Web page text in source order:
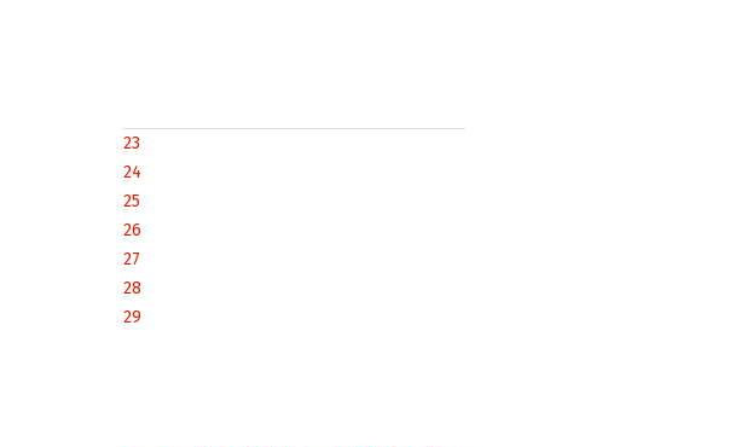
23
24
25
26
27
28
29